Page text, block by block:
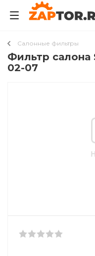
Салонные фильтры
Фильтр салона
02-07